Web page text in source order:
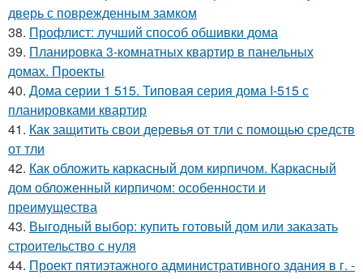
дверь с поврежденным замком
38. Профлист: лучший способ обшивки дома
39. Планировка 3-комнатных квартир в панельных
домах. Проекты
40. Дома серии 1 515. Типовая серия дома I-515 с
планировками квартир
41. Как защитить свои деревья от тли с помощью средств
от тли
42. Как обложить каркасный дом кирпичом. Каркасный
дом обложенный кирпичом: особенности и
преимущества
43. Выгодный выбор: купить готовый дом или заказать
строительство с нуля
44. Проект пятиэтажного административного здания в г. -